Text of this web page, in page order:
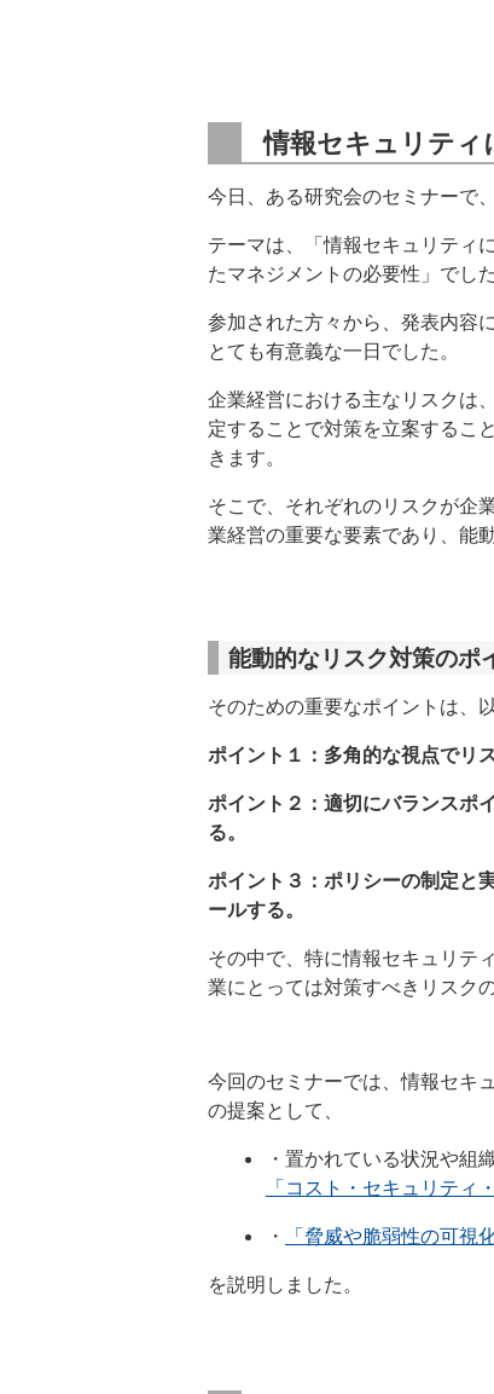
情報セキュリテ
今日、ある研究会のセミナーで
テーマは、「情報セキュリティ
たマネジメントの必要性」でした
参加された方々から、発表内容
とても有意義な一日でした。
企業経営における主なリスクは
定することで対策を立案するこ
きます。
そこで、それぞれのリスクが企
業経営の重要な要素であり、能
能動的なリスク対策のポ
そのための重要なポイントは、
ポイント１：多角的な視点でリ
ポイント２：適切にバランスポ
る。
ポイント３：ポリシーの制定と
ールする。
その中で、特に情報セキュリテ
業にとっては対策すべきリスク
今回のセミナーでは、情報セキ
の提案として、
・置かれている状況や組
「コスト・セキュリティ
・
「脅威や脆弱性の可視
を説明しました。